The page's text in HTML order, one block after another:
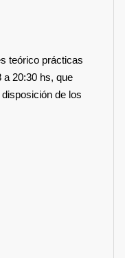
teórico prácticas
20:30 hs, que
de los